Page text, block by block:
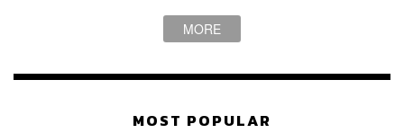
แคร์มากๆ เพราะสิ่งที่ทำให้ผมอยู่ได้คือเงิน และผมต้องการ
มัน กระทั่งอายุขนาดท็อปกับบิ๊กยังต้องการเลย แล้วผมไม่ใช่
ฉะนั้นถ้าจุดประสงค์ในเพลงนี้ของผมคือต้องการยอดวิว เพื่อ
ให้ยอดวิวผมขึ้นไปให้ได้
MORE
MOST POPULAR